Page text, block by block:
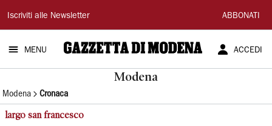
Gazzetta
di
Modena
Iscriviti alle Newsletter ABBONATI
MENU ACCEDI
Modena
Modena Cronaca
largo san francesco